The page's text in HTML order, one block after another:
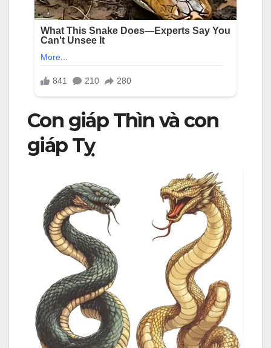
Con giáp Thìn và con
giáp Tỵ